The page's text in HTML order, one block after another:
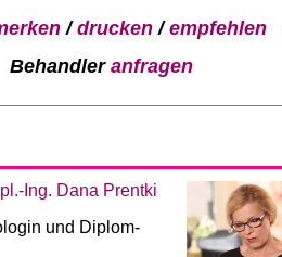
/drucken/empfehlen
Behandler anfragen
Ing. Dana Prentki
und Diplom-